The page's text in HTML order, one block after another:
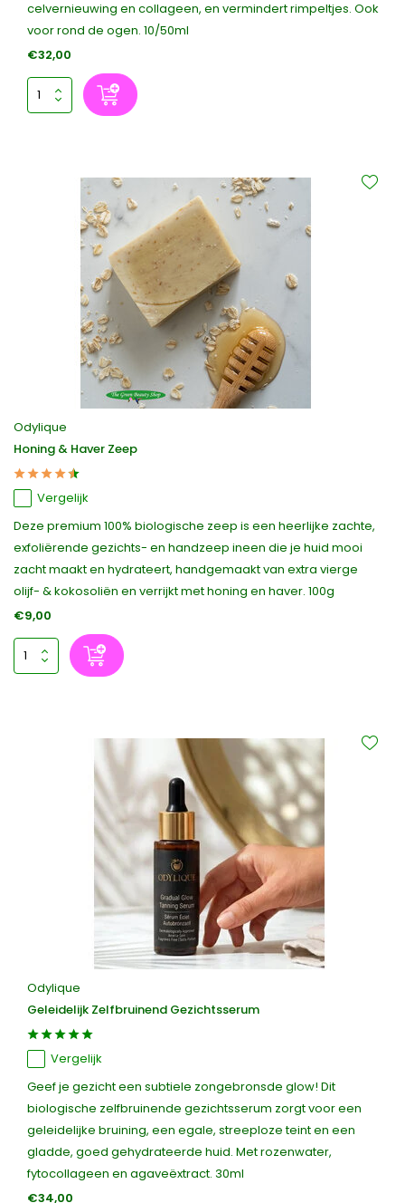
celvernieuwing en collageen, en vermindert rimpeltjes. Ook
voor rond de ogen. 10/50ml
€32,00
Odylique
Honing & Haver Zeep
Vergelijk
Deze premium 100% biologische zeep is een heerlijke zachte,
exfoliërende gezichts- en handzeep ineen die je huid mooi
zacht maakt en hydrateert, handgemaakt van extra vierge
olijf- & kokosoliën en verrijkt met honing en haver. 100g
€9,00
Odylique
Geleidelijk Zelfbruinend Gezichtsserum
Vergelijk
Geef je gezicht een subtiele zongebronsde glow! Dit
biologische zelfbruinende gezichtsserum zorgt voor een
geleidelijke bruining, een egale, streeploze teint en een
gladde, goed gehydrateerde huid. Met rozenwater,
fytocollageen en agaveëxtract. 30ml
€34,00